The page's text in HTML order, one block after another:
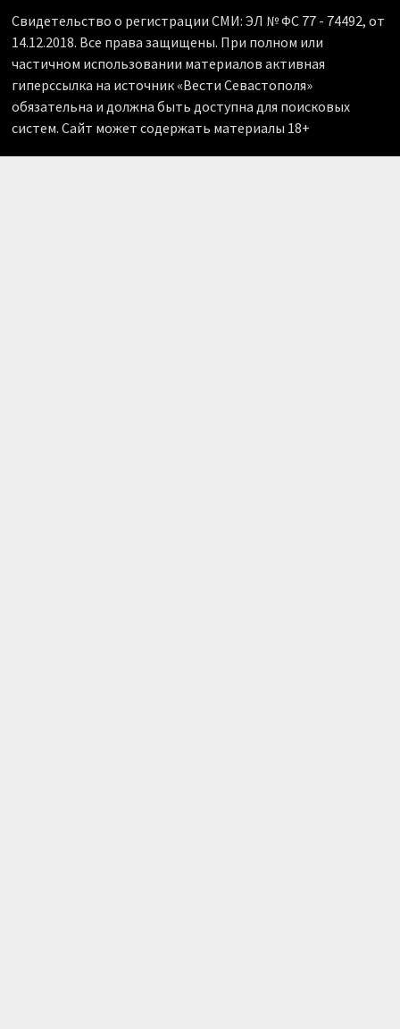
Свидетельство о регистрации СМИ: ЭЛ № ФС 77 - 74492, от
14.12.2018. Все права защищены. При полном или
частичном использовании материалов активная
гиперссылка на источник «Вести Севастополя»
обязательна и должна быть доступна для поисковых
систем. Сайт может содержать материалы 18+